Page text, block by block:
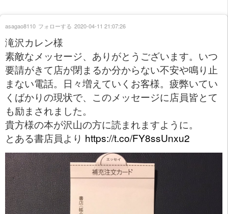
滝沢カレン様
素敵なメッセージ、ありがとうございます。いつ
要請がきて店が閉まるか分からない不安や鳴り止
まない電話。日々増えていくお客様。疲弊いてい
くばかりの現状で、このメッセージに店員皆とて
も励まされました。
貴方様の本が沢山の方に読まれますように。
とある書店員より https://t.co/FY8ssUnxu2
asagao8110 フォローする 2020-04-11 21:07:26